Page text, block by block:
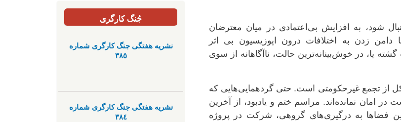
شود، به افزایش بی‌اعتمادی در میان معترضان
دامن زدن به اختلافات درون اپوزیسیون بی اثر
یا، در خوش‌بینانه‌ترین حالت، ناآگاهانه از سوی
تجمع غیر‌حکومتی است. حتی گردهمایی‌هایی که
امان نمانده‌اند. مراسم ختم و یادبود، از آخرین
فضاها به درگیری‌های گروهی، شرکت در پروژه
جُنگ کارگری
نشریە هفتگی جنگ کارگری شمارە
٣٨٥
نشریە هفتگی جنگ کارگری شمارە
٣٨٤